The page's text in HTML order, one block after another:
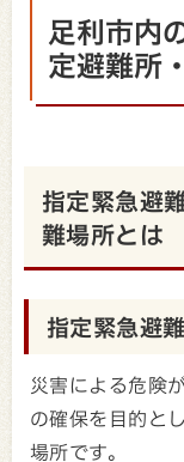
足利市内
定避難所
指定緊急避
難場所とは
指定緊急避
災害による危険
の確保を目的と
場所です。